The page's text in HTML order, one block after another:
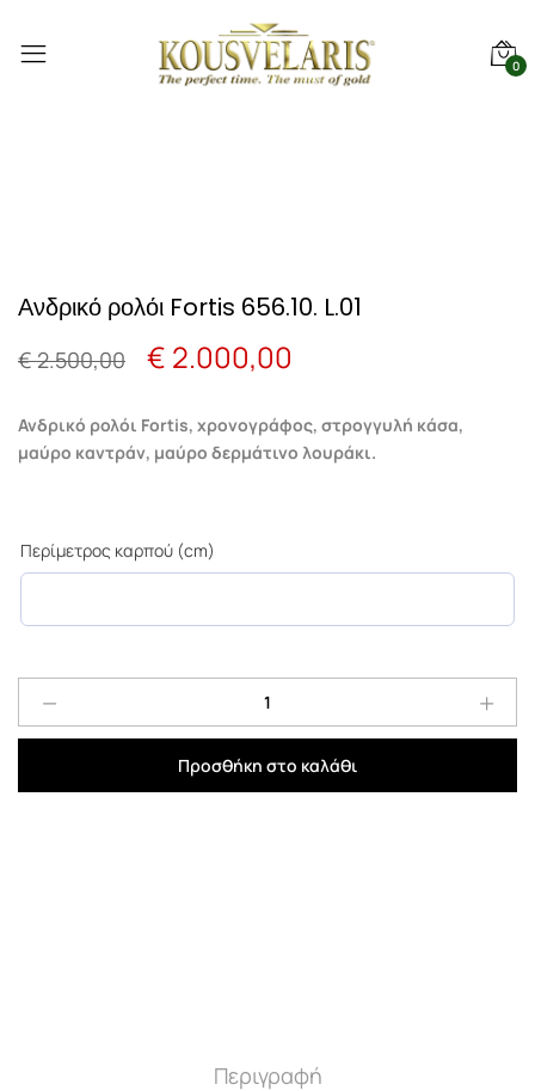
0
Ανδρικό ρολόι Fortis 656.10. L.01
€2.500,00
Original
was:
€ 2.000,00
τιμή
Ανδρικό ρολόι Fortis, χρονογράφος, στρογγυλή κάσα,
μαύρο καντράν, μαύρο δερμάτινο λουράκι.
Περίμετρος καρπού (cm)
Ανδρικό
Fortis
656.10.
Προσθήκη στο καλάθι
Περιγραφή